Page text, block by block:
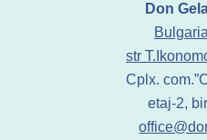
Don
str
Cplx.
etaj-2,